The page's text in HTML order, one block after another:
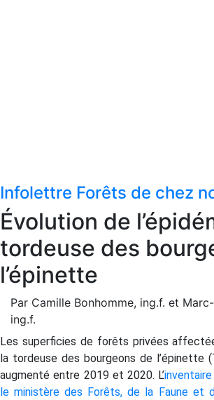
Infolettre Forêts de chez
Évolution de
tordeuse des
l’épinette
Par Camille Bonhomme, ing.f. et
ing.f.
Les superficies de forêts privées
la tordeuse des bourgeons de l’épinette
augmenté entre 2019 et 2020. L’
le ministère des Forêts, de la Faune et